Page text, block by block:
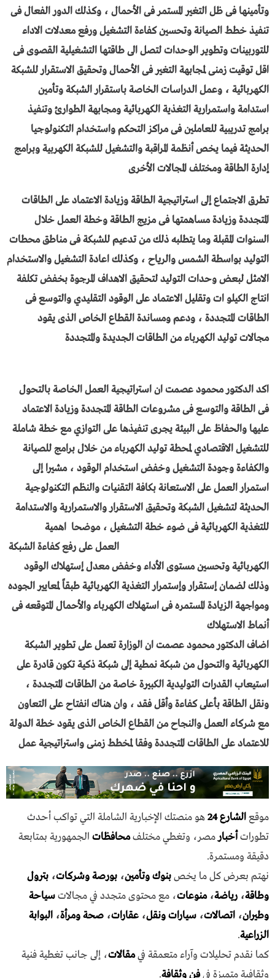
وتأمينها فى ظل التغير المستمر فى الأحمال ، وكذلك الدور الفعال فى
تنفيذ خطط الصيانة وتحسين كفاءة التشغيل ورفع معدلات الاداء
للتوربينات وتطوير الوحدات لتصل الى طاقتها التشغيلية القصوى فى
اقل توقيت زمنى لمجابهة التغير فى الأحمال وتحقيق الاستقرار للشبكة
الكهربائية ، وعمل الدراسات الخاصة باستقرار الشبكة وتأمين
استدامة واستمرارية التغذية الكهربائية ومجابهة الطوارئ وتنفيذ
برامج تدريبية للعاملين فى مراكز التحكم واستخدام التكنولوجيا
الحديثة فيما يخص أنظمة المراقبة والتشغيل للشبكة الكهربية وبرامج
إدارة الطاقة ومختلف المجالات الأخرى
تطرق الاجتماع إلى استراتيجية الطاقة وزيادة الاعتماد على الطاقات
المتجددة وزيادة مساهمتها فى مزيج الطاقة وخطة العمل خلال
السنوات المقبلة وما يتطلبه ذلك من تدعيم للشبكة فى مناطق محطات
التوليد بواسطة الشمس والرياح ، وكذلك اعادة التشغيل والاستخدام
الامثل لبعض وحدات التوليد لتحقيق الاهداف المرجوة بخفض تكلفة
انتاج الكيلو ات وتقليل الاعتماد على الوقود التقليدي والتوسع فى
الطاقات المتجددة ، ودعم ومساندة القطاع الخاص الذى يقود
مجالات توليد الكهرباء من الطاقات الجديدة والمتجددة
اكد الدكتور محمود عصمت ان استراتيجية العمل الخاصة بالتحول
فى الطاقة والتوسع فى مشروعات الطاقة المتجددة وزيادة الاعتماد
عليها والحفاظ على البيئة يجرى تنفيذها على التوازي مع خطة شاملة
للتشغيل الاقتصادي لمحطة توليد الكهرباء من خلال برامج للصيانة
والكفاءة وجودة التشغيل وخفض استخدام الوقود ، مشيرا إلى
استمرار العمل على الاستعانة بكافة التقنيات والنظم التكنولوجية
الحديثة لتشغيل الشبكة وتحقيق الاستقرار والاستمرارية والاستدامة
للتغذية الكهربائية فى ضوء خطة التشغيل ، موضحا اهمية
العمل على رفع كفاءة الشبكة
الكهربائية وتحسين مستوى الأداء وخفض معدل إستهلاك الوقود
وذلك لضمان إستقرار وإستمرار التغذية الكهربائية طبقاً لمعايير الجوده
ومواجهة الزيادة المستمره فى استهلاك الكهرباء والأحمال المتوقعه فى
أنماط الاستهلاك
اضاف الدكتور محمود عصمت ان الوزارة تعمل على تطوير الشبكة
الكهربائية والتحول من شبكة نمطية إلى شبكة ذكية تكون قادرة على
استيعاب القدرات التوليدية الكبيرة خاصة من الطاقات المتجددة ،
ونقل الطاقة بأعلى كفاءة وأقل فقد ، وان هناك انفتاح على التعاون
مع شركاء العمل والنجاح من القطاع الخاص الذى يقود خطة الدولة
للاعتماد على الطاقات المتجددة وفقا لمخطط زمنى واستراتيجية عمل
موقعالشارع 24
هو منصتك الإخبارية الشاملة التي تواكب أحدث
تطوراتأخبار مصر، وتغطي مختلفمحافظات الجمهورية بمتابعة
دقيقة ومستمرة.
نهتم بعرض كل ما يخصبنوك وتأمين، بورصة وشركات، بترول
وطاقة، رياضة،منوعات، مع محتوى متجدد في مجالاتسياحة
وطيران، اتصالات، سيارات ونقل، عقارات، صحة ومرأة، البوابة
الزراعية.
كما نقدم تحليلات وآراء متعمقة فيمقالات، إلى جانب تغطية فنية
وثقافية متميزة فيفن وثقافة.